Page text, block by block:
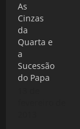
As
Cinzas
da
Quarta e
a
Sucessão
do Papa